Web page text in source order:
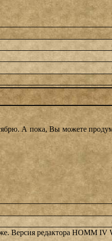
А пока, Вы можете
Версия редактора HOMM IV